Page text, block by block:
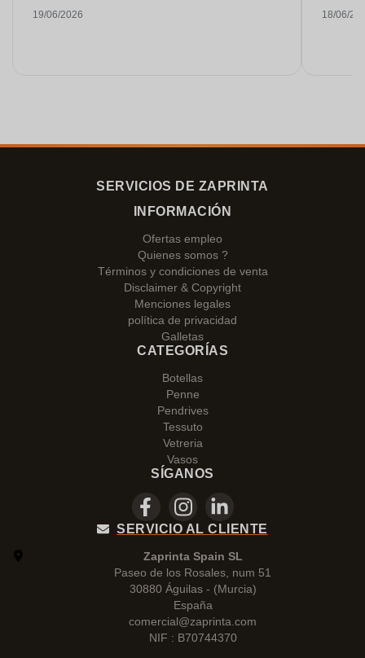
19/06/2026 18/06/
SERVICIOS DE ZAPRINTA
INFORMACIÓN
Ofertas empleo
Quienes somos ?
Términos y condiciones de venta
Disclaimer & Copyright
Menciones legales
política de privacidad
Galletas
CATEGORÍAS
Botellas
Penne
Pendrives
Tessuto
Vetreria
Vasos
SÍGANOS
SERVICIO AL CLIENTE
Zaprinta Spain SL
Paseo de los Rosales, num 51
30880 Águilas - (Murcia)
España
comercial@zaprinta.com
NIF : B70744370